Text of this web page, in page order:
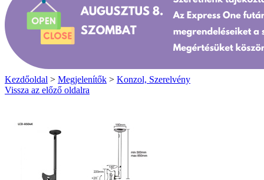
Kezdőoldal > Megjelenítők > Konzol, Szerelvény
Vissza az előző oldalra